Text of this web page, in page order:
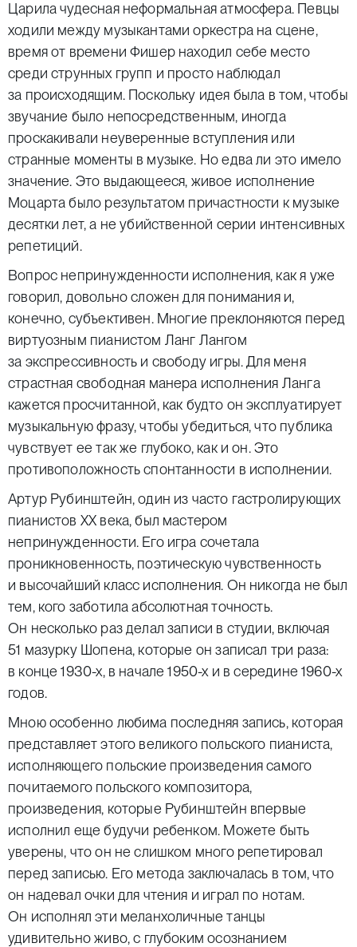
Царила чудесная неформальная атмосфера. Певцы
ходили между музыкантами оркестра на сцене,
время от времени Фишер находил себе место
среди струнных групп и просто наблюдал
за происходящим. Поскольку идея была в том, чтобы
звучание было непосредственным, иногда
проскакивали неуверенные вступления или
странные моменты в музыке. Но едва ли это имело
значение. Это выдающееся, живое исполнение
Моцарта было результатом причастности к музыке
десятки лет, а не убийственной серии интенсивных
репетиций.
Вопрос непринужденности исполнения, как я уже
говорил, довольно сложен для понимания и,
конечно, субъективен. Многие преклоняются перед
виртуозным пианистом Ланг Лангом
за экспрессивность и свободу игры. Для меня
страстная свободная манера исполнения Ланга
кажется просчитанной, как будто он эксплуатирует
музыкальную фразу, чтобы убедиться, что публика
чувствует ее так же глубоко, как и он. Это
противоположность спонтанности в исполнении.
Артур Рубинштейн, один из часто гастролирующих
пианистов ХХ века, был мастером
непринужденности. Его игра сочетала
проникновенность, поэтическую чувственность
и высочайший класс исполнения. Он никогда не был
тем, кого заботила абсолютная точность.
Он несколько раз делал записи в студии, включая
51 мазурку Шопена, которые он записал три раза:
в конце 1930-х, в начале 1950-х и в середине 1960-х
годов.
Мною особенно любима последняя запись, которая
представляет этого великого польского пианиста,
исполняющего польские произведения самого
почитаемого польского композитора,
произведения, которые Рубинштейн впервые
исполнил еще будучи ребенком. Можете быть
уверены, что он не слишком много репетировал
перед записью. Его метода заключалась в том, что
он надевал очки для чтения и играл по нотам.
Он исполнял эти меланхоличные танцы
удивительно живо, с глубоким осознанием